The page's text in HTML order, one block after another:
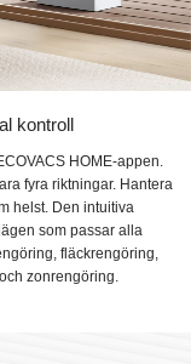
kontroll
HOME-appen.
fyra riktningar. Hantera
helst. Den intuitiva
som passar alla
fläckrengöring,
zonrengöring.